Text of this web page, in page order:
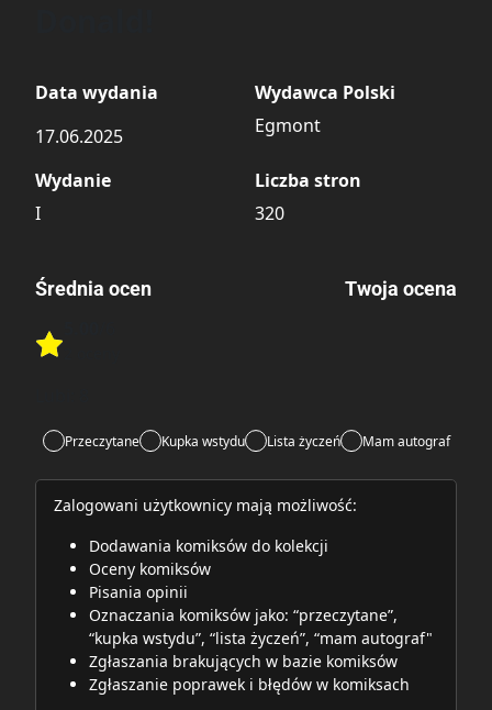
Data wydania
17.06.2025
Wydawca Polski
Egmont
Wydanie
I
Liczba stron
320
Średnia ocen
Rate this item:
Twoja ocena
Przeczytane Kupka wstydu Lista życzeń Mam autograf
Zalogowani użytkownicy mają możliwość:
Dodawania komiksów do kolekcji
Oceny komiksów
Pisania opinii
Oznaczania komiksów jako: “przeczytane”,
“kupka wstydu”, “lista życzeń”, “mam autograf"
Zgłaszania brakujących w bazie komiksów
Zgłaszanie poprawek i błędów w komiksach